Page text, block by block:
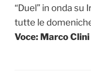
“Duel” in onda su
tutte le
Voce: Marco Clini